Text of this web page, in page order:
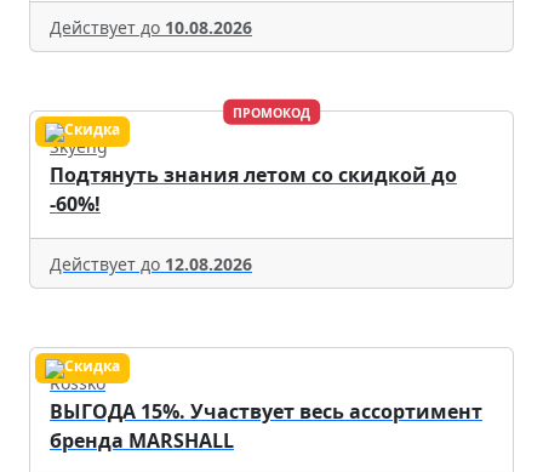
Действует до 10.08.2026
ПРОМОКОД
Skyeng
Подтянуть знания летом со скидкой до
-60%!
Действует до 12.08.2026
Rossko
ВЫГОДА 15%. Участвует весь ассортимент
бренда MARSHALL